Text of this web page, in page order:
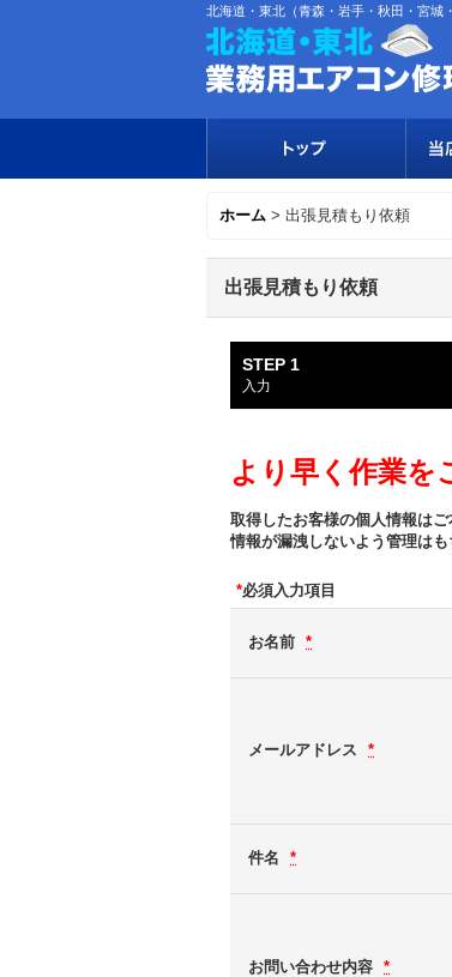
北海道・東北（青森・岩手・秋田・宮城
ホーム > 出張見積もり依頼
出張見積もり依頼
STEP 1
入力
より早く作業を
取得したお客様の個人情報は
情報が漏洩しないよう管理は
*必須入力項目
お名前 *
メールアドレス *
件名 *
お問い合わせ内容 *